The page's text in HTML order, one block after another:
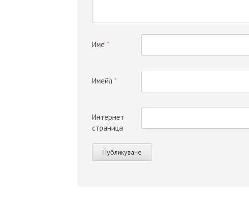
Име *
Имейл *
Интернет
страница